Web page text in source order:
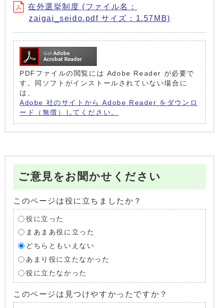
在外選挙制度 (ファイル名：
zaigai_seido.pdf サイズ：1.57MB)
PDFファイルの閲覧には Adobe Reader が必要で
す。同ソフトがインストールされていない場合に
は、
Adobe 社のサイトから Adobe Reader をダウンロ
ード（無償）してください。
ご意見をお聞かせください
このページは役に立ちましたか？
役に立った
まあまあ役に立った
どちらともいえない
あまり役に立たなかった
役に立たなかった
このページは見つけやすかったですか？